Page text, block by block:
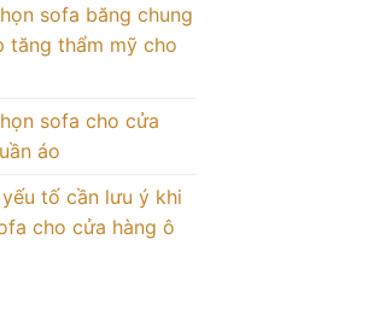
sofa băng chung
tăng thẩm mỹ cho
sofa cho cửa
áo
tố cần lưu ý khi
cho cửa hàng ô